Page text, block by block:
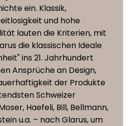
47 cm
ein. Klassik,
und hohe
lauten die Kriterien, mit
die klassischen Ideale
ins 21. Jahrhundert
Ansprüche an Design,
der Produkte
Schweizer
Haefeli, Bill, Bellmann,
u.a. – nach Glarus, um